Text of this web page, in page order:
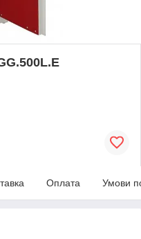
Оплата Умови